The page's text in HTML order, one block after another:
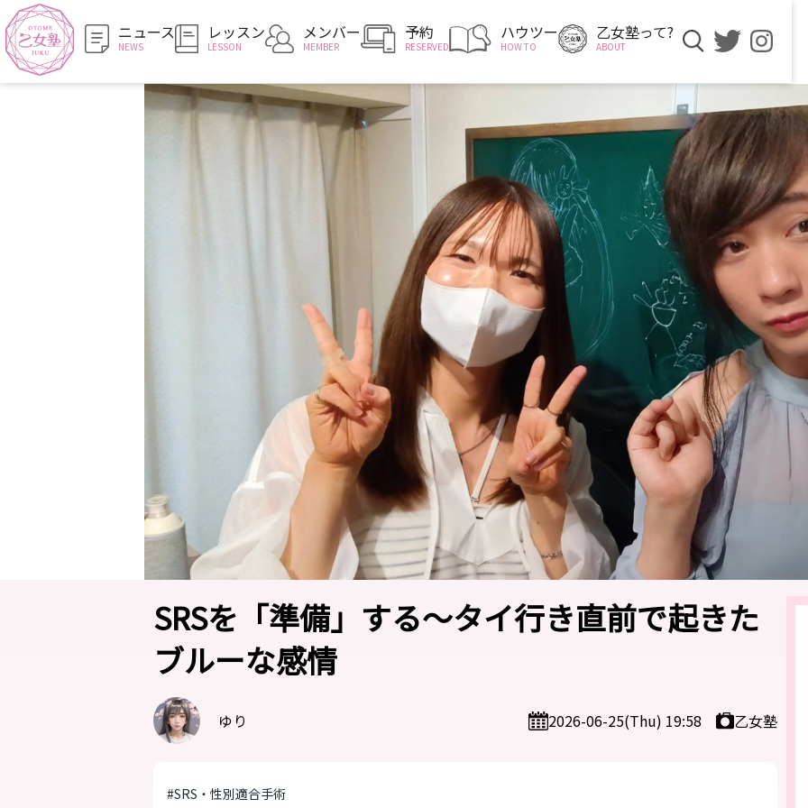
ニュース
NEWS
レッスン
LESSON
メンバー
MEMBER
予約
RESERVED
ハウツー
HOW TO
乙女塾って?
ABOUT
SRSを「準備」する～タイ行き直前で起きた
ブルーな感情
ゆり 2026-06-25(Thu) 19:58 乙女塾
#SRS・性別適合手術